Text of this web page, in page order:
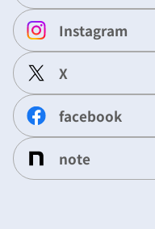
Instagram
X
facebook
note